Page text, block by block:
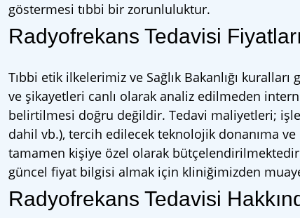
göstermesi tıbbi bir zorunluluktur.
Radyofrekans Tedavisi
Tıbbi etik ilkelerimiz ve Sağlık Bakanlığı
ve şikayetleri canlı olarak analiz edilmeden
belirtilmesi doğru değildir. Tedavi maliyetleri;
dahil vb.), tercih edilecek teknolojik donanıma
tamamen kişiye özel olarak
güncel fiyat bilgisi almak için kliniğimizden
Radyofrekans Tedavisi